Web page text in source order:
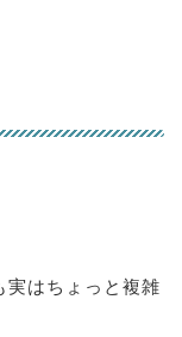
実はちょっと複雑